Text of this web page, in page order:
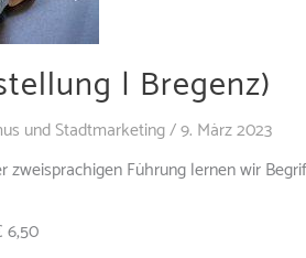
| Bregenz)
und Stadtmarketing/9. März 2023
zweisprachigen Führung lernen wir
6,50